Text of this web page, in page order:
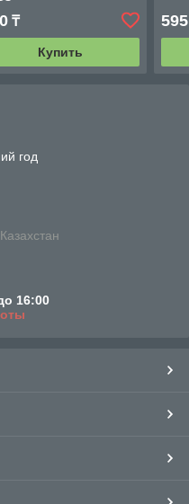
₸
Купить
595
год
16:00